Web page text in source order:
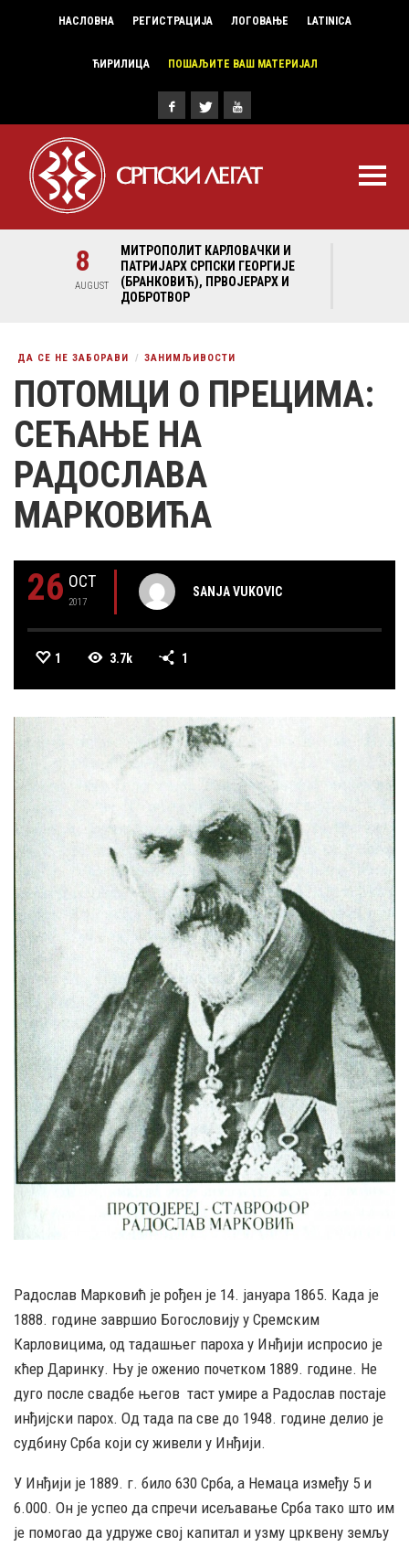
НАСЛОВНА РЕГИСТРАЦИЈА ЛОГОВАЊЕ LATINICA
ЋИРИЛИЦА ПОШАЉИТЕ ВАШ МАТЕРИЈАЛ
8
AUGUST
МИТРОПОЛИТ КАРЛОВАЧКИ И
ПАТРИЈАРХ СРПСКИ ГЕОРГИЈЕ
(БРАНКОВИЋ), ПРВОЈЕРАРХ И
ДОБРОТВОР
ДА СЕ НЕ ЗАБОРАВИ ЗАНИМЉИВОСТИ
ПОТОМЦИ О ПРЕЦИМА:
СЕЋАЊЕ НА
РАДОСЛАВА
МАРКОВИЋА
26 OCT
2017
SANJA VUKOVIC
1 3.7k 1
Радослав Марковић је рођен је 14. јануара 1865. Када је
1888. године завршио Богословију у Сремским
Карловицима, од тадашњег пароха у Инђији испросио је
кћер Даринку. Њу је оженио почетком 1889. године. Не
дуго после свадбе његов таст умире а Радослав постаје
инђијски парох. Од тада па све до 1948. године делио је
судбину Срба који су живели у Инђији.
У Инђији је 1889. г. било 630 Срба, а Немаца између 5 и
6.000. Он је успео да спречи исељавање Срба тако што им
је помогао да удруже свој капитал и узму црквену земљу